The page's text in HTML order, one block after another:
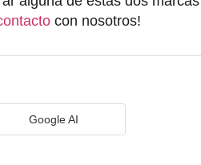
con nosotros!
Google AI